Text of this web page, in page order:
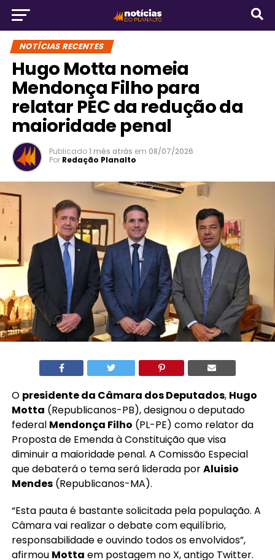
NOTÍCIAS RECENTES
Hugo Motta nomeia
Mendonça Filho para
relatar PEC da redução da
maioridade penal
Publicado1 mês atrás em 08/07/2026
Por Redação Planalto
O presidente da Câmara dos Deputados, Hugo
Motta (Republicanos-PB), designou o deputado
federal Mendonça Filho (PL-PE) como relator da
Proposta de Emenda à Constituição que visa
diminuir a maioridade penal. A Comissão Especial
que debaterá o tema será liderada porAluisio
Mendes(Republicanos-MA).
“Esta pauta é bastante solicitada pela população. A
Câmara vai realizar o debate com equilíbrio,
responsabilidade e ouvindo todos os envolvidos”,
afirmou Motta em postagem no X, antigo Twitter.